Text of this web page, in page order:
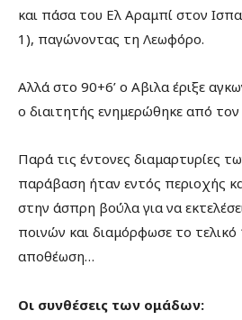
και πάσα του Ελ Αραμπί στον
1), παγώνοντας τη Λεωφόρο.
Αλλά στο 90+6’ ο Αβιλα έριξε
ο διαιτητής ενημερώθηκε από τον
Παρά τις έντονες διαμαρτυρίες
παράβαση ήταν εντός περιοχής
στην άσπρη βούλα για να
ποινών και διαμόρφωσε το
αποθέωση…
Οι συνθέσεις των ομάδων: